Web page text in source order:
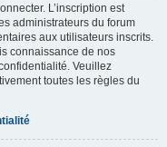
L’inscription est
administrateurs du forum
aux utilisateurs inscrits.
connaissance de nos
Veuillez
toutes les règles du